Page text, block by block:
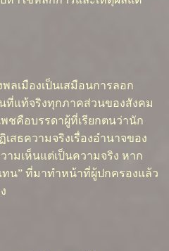
เมืองเป็นเสมือนการลอก
ที่แท้จริงทุกภาคส่วนของสังคม
ชคือบรรดาผู้ที่เรียกตนว่านัก
สธความจริงเรื่องอำนาจของ
ามเห็นแต่เป็นความจริง หาก
น” ที่มาทำหน้าที่ผู้ปกครองแล้ว